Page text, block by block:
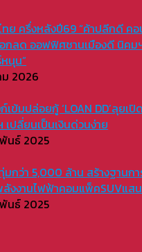
ทย ครึ่งหลังปี69 “ค้าปลีกดี ค
กลด ออฟฟิศชานเมืองดี นิคม
นุน”
2026
เข้มปล่อยกู้ ‘LOAN DD’ลุยเ
เปลี่ยนเป็นเงินด่วนง่าย
นธ์ 2025
มกว่า 5,000 ล้าน สร้างฐานก
งงานไฟฟ้าคอมแพ็คSUVแส
นธ์ 2025